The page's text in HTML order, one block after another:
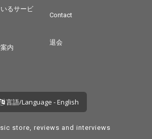
るサービ
内
Contact
退会
言語/Language - English
store, reviews and interviews